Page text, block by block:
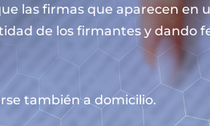
las firmas que aparecen en
de los firmantes y dando
también a domicilio.